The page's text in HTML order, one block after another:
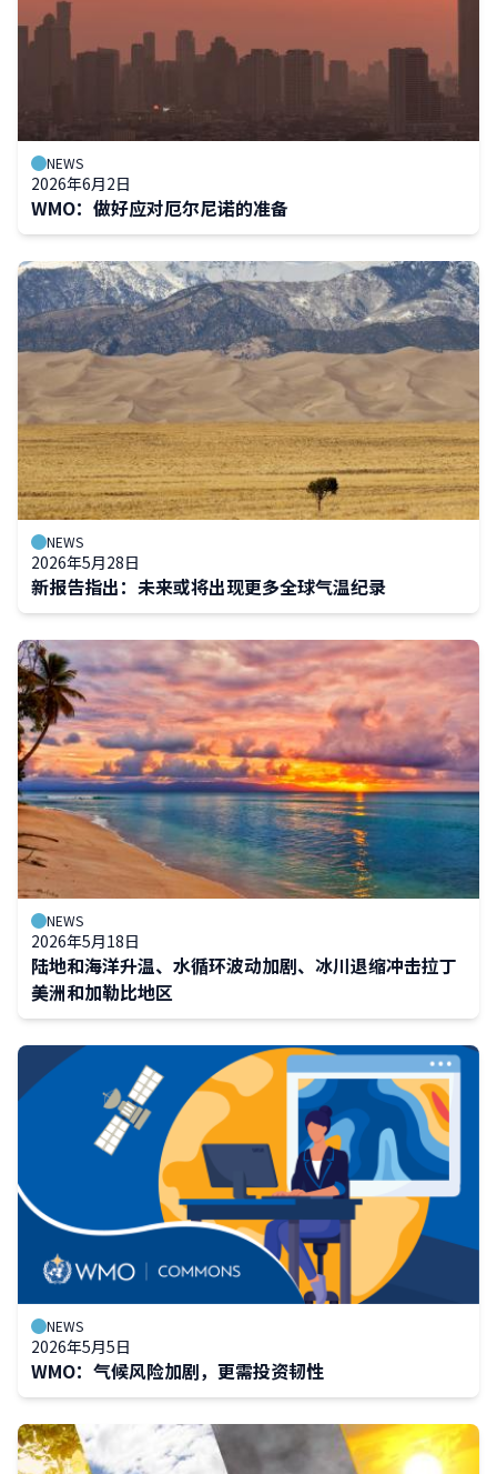
NEWS
2026年6月2日
WMO：做好应对厄尔尼诺的准备
NEWS
2026年5月28日
新报告指出：未来或将出现更多全球气温纪录
NEWS
2026年5月18日
陆地和海洋升温、水循环波动加剧、冰川退缩冲击拉丁
美洲和加勒比地区
NEWS
2026年5月5日
WMO：气候风险加剧，更需投资韧性